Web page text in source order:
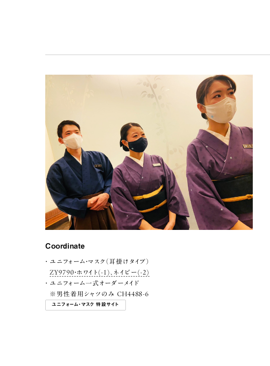
Coordinate
ユニフォーム・マスク（耳掛けタイプ）
ZY9790・ホワイト(-1)、ネイビー(-2)
ユニフォーム一式オーダーメイド
※男性着用シャツのみ CH4488-6
ユニフォーム・マスク 特設サイト